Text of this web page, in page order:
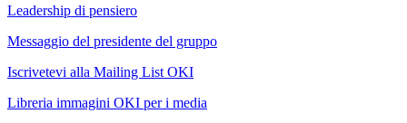
Leadership di pensiero
Messaggio del presidente del gruppo
Iscrivetevi alla Mailing List OKI
Libreria immagini OKI per i media